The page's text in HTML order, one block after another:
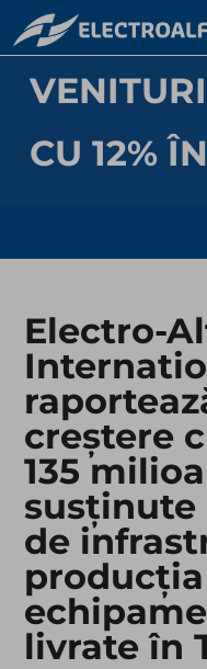
CU 12%
Electro-
creștere
135
susținute
de
livrate în